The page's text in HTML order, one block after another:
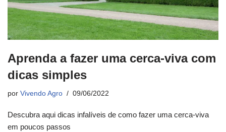
Aprenda a fazer uma cerca-viva com
dicas simples
por Vivendo Agro 09/06/2022
Descubra aqui dicas infalíveis de como fazer uma cerca-viva
em poucos passos